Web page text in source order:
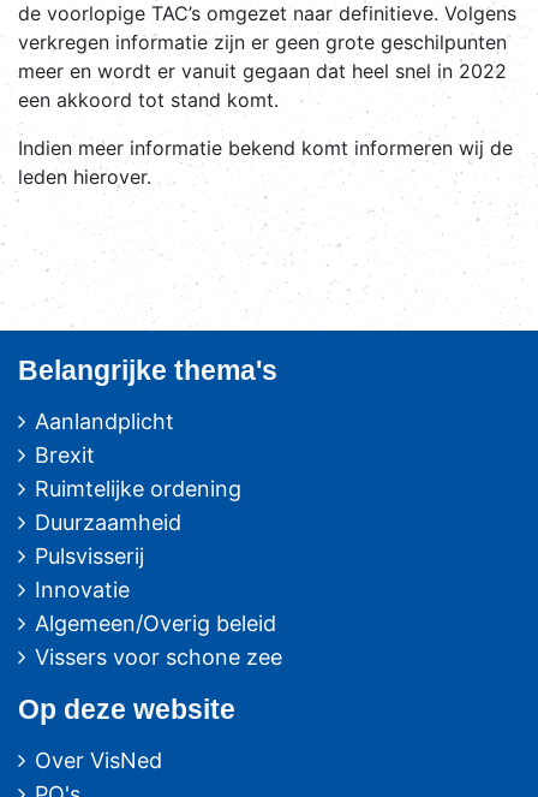
de voorlopige TAC’s omgezet naar definitieve. Volgens
verkregen informatie zijn er geen grote geschilpunten
meer en wordt er vanuit gegaan dat heel snel in 2022
een akkoord tot stand komt.
Indien meer informatie bekend komt informeren wij de
leden hierover.
Belangrijke thema's
Aanlandplicht
Brexit
Ruimtelijke ordening
Duurzaamheid
Pulsvisserij
Innovatie
Algemeen/Overig beleid
Vissers voor schone zee
Op deze website
Over VisNed